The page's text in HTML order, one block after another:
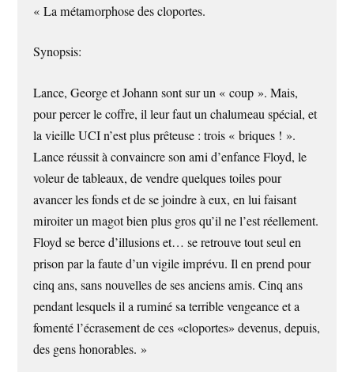
« La métamorphose des cloportes.
Synopsis:
Lance, George et Johann sont sur un « coup ». Mais,
pour percer le coffre, il leur faut un chalumeau spécial, et
la vieille UCI n’est plus prêteuse : trois « briques ! ».
Lance réussit à convaincre son ami d’enfance Floyd, le
voleur de tableaux, de vendre quelques toiles pour
avancer les fonds et de se joindre à eux, en lui faisant
miroiter un magot bien plus gros qu’il ne l’est réellement.
Floyd se berce d’illusions et… se retrouve tout seul en
prison par la faute d’un vigile imprévu. Il en prend pour
cinq ans, sans nouvelles de ses anciens amis. Cinq ans
pendant lesquels il a ruminé sa terrible vengeance et a
fomenté l’écrasement de ces «cloportes» devenus, depuis,
des gens honorables. »